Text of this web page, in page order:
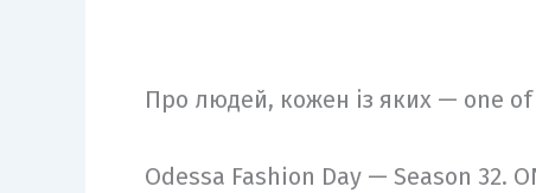
Про людей, кожен із яких — one
Odessa Fashion Day — Season 32.